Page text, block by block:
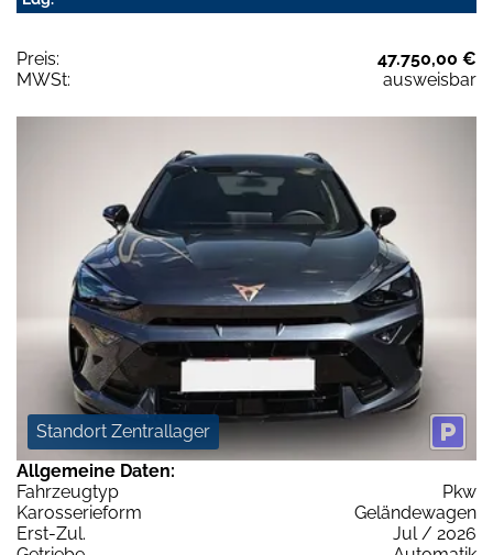
Preis:
47.750,00 €
MWSt:
ausweisbar
Standort Zentrallager
Allgemeine Daten:
Fahrzeugtyp
Pkw
Karosserieform
Geländewagen
Erst-Zul.
Jul / 2026